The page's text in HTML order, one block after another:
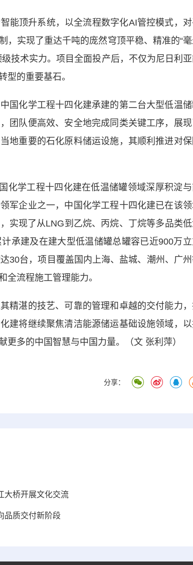
顶升系统，以全流程数字化AI管控模式，对
，实现了重达千吨的庞然穹顶平稳、精准的“
技术实力。项目全面投产后，不仅为尼日利
型的重要基石。
化学工程十四化建承建的第二台大型低温储
团队便高效、安全地完成同类关键工序，展现
地重要的石化原料储运设施，其顺利推进对
学工程十四化建在低温储罐领域深厚积淀与
军企业之一，中国化学工程十四化建已在该
实现了从LNG到乙烷、丙烷、丁烷等多品类低
承建及在建大型低温储罐总罐容已近900万
30台，项目覆盖国内上海、盐城、潮州、广
全流程施工管理能力。
湛的技艺、可靠的管理和卓越的交付能力，
建将继续聚焦清洁能源储运基础设施领域，
多的中国智慧与中国力量。（文 张利萍）
分享：
大桥开展文化交流
品质交付新阶段